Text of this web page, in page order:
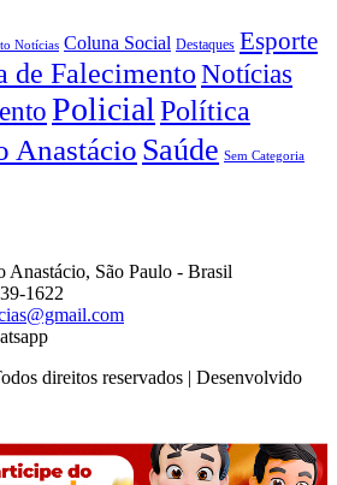
Notícias Coluna Social Destaques Esporte
de FalecimentoNotícias
Policial Política
Anastácio Saúde Sem Categoria
Anastácio, São Paulo - Brasil
1622
direitos reservados | Desenvolvido